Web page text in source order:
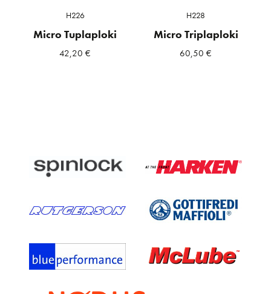
H226
Micro Tuplaploki
42,20€
H228
Micro Triplaploki
60,50€